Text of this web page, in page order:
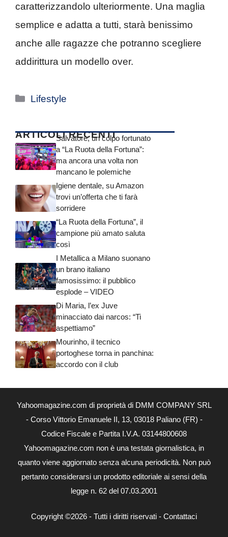
caratterizzandolo ulteriormente. Una maglia
semplice e adatta a tutti, starà benissimo
anche alle ragazze che potranno scegliere
addirittura un modello over.
Categorie
Lifestyle
ARTICOLI RECENTI
Salvatore, un colpo fortunato
a “La Ruota della Fortuna”:
ma ancora una volta non
mancano le polemiche
Igiene dentale, su Amazon
trovi un’offerta che ti farà
sorridere
“La Ruota della Fortuna”, il
campione più amato saluta
così
I Metallica a Milano suonano
un brano italiano
famosissimo: il pubblico
esplode – VIDEO
Di Maria, l’ex Juve
minacciato dai narcos: “Ti
aspettiamo”
Mourinho, il tecnico
portoghese torna in panchina:
accordo con il club
Yahoomagazine.com di proprietà di DMM COMPANY SRL
- Corso Vittorio Emanuele II, 13, 03018 Paliano (FR) -
Codice Fiscale e Partita I.V.A. 03144800608
Yahoomagazine.com non è una testata giornalistica, in
quanto viene aggiornato senza alcuna periodicità. Non può
pertanto considerarsi un prodotto editoriale ai sensi della
legge n. 62 del 07.03.2001
Copyright ©2026 - Tutti i diritti riservati - Contattaci